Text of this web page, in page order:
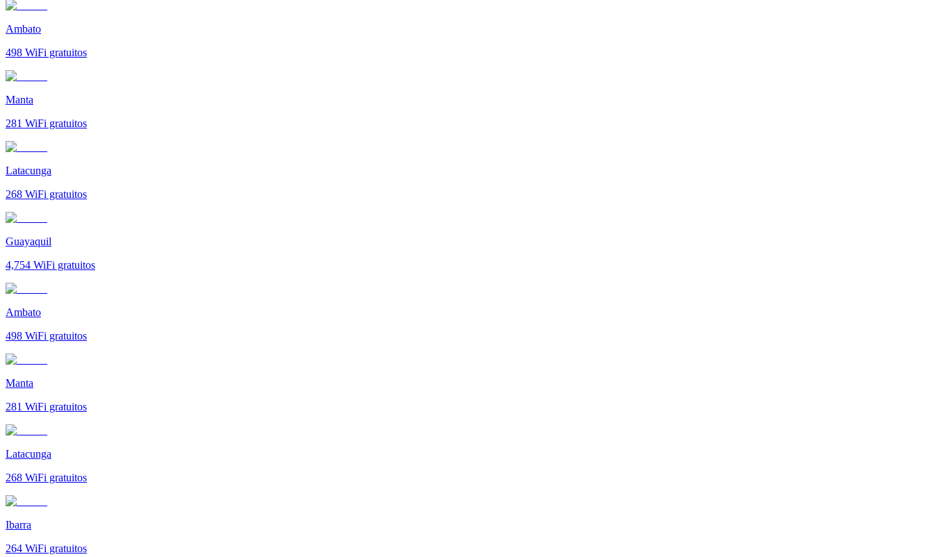
Ambato
498 WiFi gratuitos
Manta
281 WiFi gratuitos
Latacunga
268 WiFi gratuitos
Guayaquil
4,754 WiFi gratuitos
Ambato
498 WiFi gratuitos
Manta
281 WiFi gratuitos
Latacunga
268 WiFi gratuitos
Ibarra
264 WiFi gratuitos